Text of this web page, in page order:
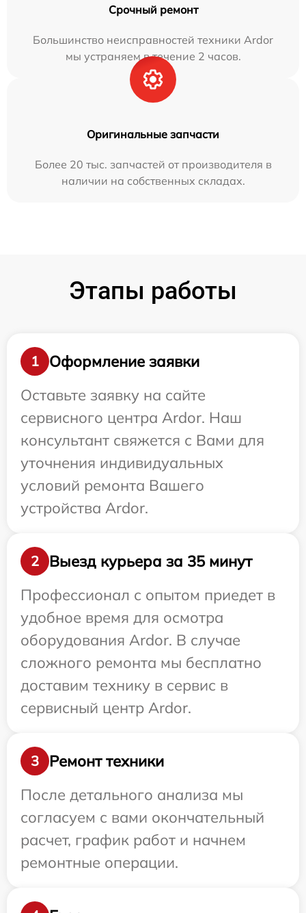
Срочный ремонт
Большинство неисправностей техники Ardor
мы устраняем в течение 2 часов.
Оригинальные запчасти
Более 20 тыс. запчастей от производителя в
наличии на собственных складах.
Этапы работы
1
Оформление заявки
Оставьте заявку на сайте
сервисного центра Ardor. Наш
консультант свяжется с Вами для
уточнения индивидуальных
условий ремонта Вашего
устройства Ardor.
2
Выезд курьера за 35 минут
Профессионал с опытом приедет в
удобное время для осмотра
оборудования Ardor. В случае
сложного ремонта мы бесплатно
доставим технику в сервис в
сервисный центр Ardor.
3
Ремонт техники
После детального анализа мы
согласуем с вами окончательный
расчет, график работ и начнем
ремонтные операции.